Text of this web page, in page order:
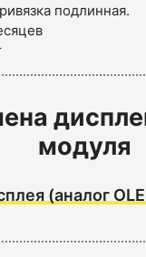
подлинная.
модуля
(аналог